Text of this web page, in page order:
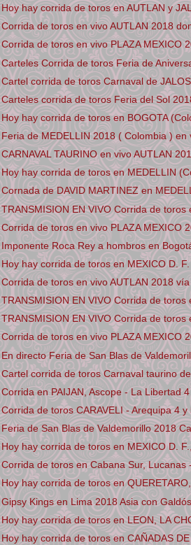
Hoy hay corrida de toros en AUTLAN y
Corrida de toros en vivo AUTLAN 2018
Corrida de toros en vivo PLAZA MEXICO
Carteles Corrida de toros Feria de
Cartel corrida de toros Carnaval de
Carteles corrida de toros Feria del Sol
Hoy hay corrida de toros en BOGOTA
Feria de MEDELLIN 2018 ( Colombia ) en
CARNAVAL TAURINO en vivo AUTLAN
Hoy hay corrida de toros en MEDELLIN
Cornada de DAVID MARTINEZ en
TRANSMISION EN VIVO Corrida de toros
Corrida de toros en vivo PLAZA MEXICO
Imponente Roca Rey a hombros en
Hoy hay corrida de toros en MEXICO D.
Corrida de toros en vivo AUTLAN 2018
TRANSMISION EN VIVO Corrida de toros
TRANSMISION EN VIVO Corrida de toros
Corrida de toros en vivo PLAZA MEXICO
En directo Feria de San Blas de
Cartel corrida de toros Carnaval taurino
Corrida en PAIJAN, Ascope - La Libertad
Corrida de toros CARAVELI - Arequipa 4 y
Feria de San Blas de Valdemorillo 2018
Hoy hay corrida de toros en MEXICO D.
Corrida de toros en Cabana Sur, Lucanas
Hoy hay corrida de toros en
Gipsy Kings en Lima 2018 Asia con
Hoy hay corrida de toros en LEON, LA
Hoy hay corrida de toros en CAÑADAS